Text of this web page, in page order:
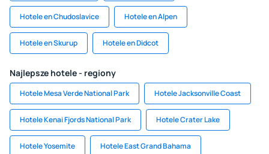
Hotele en Chudoslavice Hotele en Alpen
Hotele en Skurup Hotele en Didcot
Najlepsze hotele - regiony
Hotele Mesa Verde National Park Hotele Jacksonville Coast
Hotele Kenai Fjords National Park Hotele Crater Lake
Hotele Yosemite Hotele East Grand Bahama